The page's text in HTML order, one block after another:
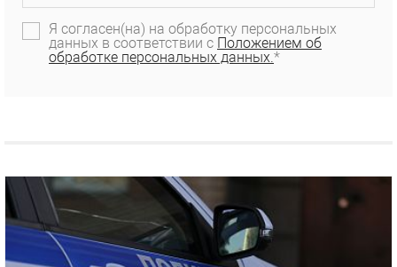
Я согласен(на) на обработку персональных
данных в соответствии с Положением об
обработке персональных данных.*